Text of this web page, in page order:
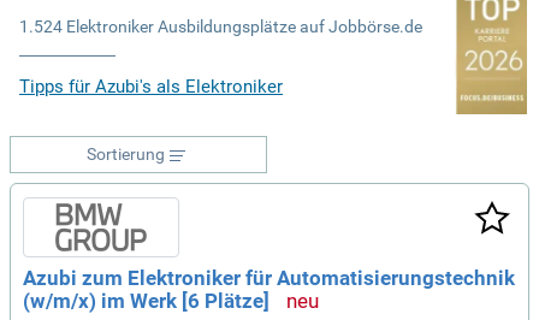
1.524 Elektroniker Ausbildungsplätze auf Jobbörse.de
Tipps für Azubi's als Elektroniker
Sortierung
Azubi zum Elektroniker für Automatisierungstechnik
(w/m/x) im Werk [6 Plätze]